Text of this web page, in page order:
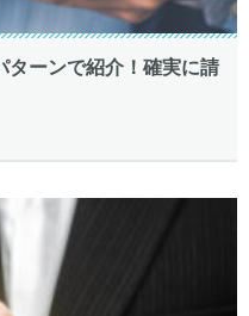
ターンで紹介！確実に請